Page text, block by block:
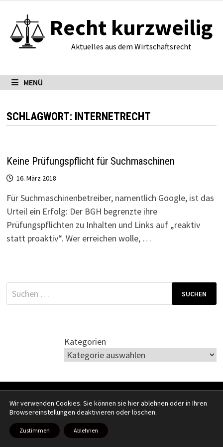
Inhalt
springen
Recht kurzweilig
Aktuelles aus dem Wirtschaftsrecht
MENÜ
SCHLAGWORT: INTERNETRECHT
Keine Prüfungspflicht für Suchmaschinen
16. März 2018
Für Suchmaschinenbetreiber, namentlich Google, ist das
Urteil ein Erfolg: Der BGH begrenzte ihre
Prüfungspflichten zu Inhalten und Links auf „reaktiv
statt proaktiv“. Wer erreichen wolle, …
Suchen
nach:
Kategorien
WordPressundBam.
Wir verwenden Cookies. Sie können sie hier ablehnen oder in Ihren
Browsereinstellungen deaktivieren oder löschen.
Zustimmen Ablehnen